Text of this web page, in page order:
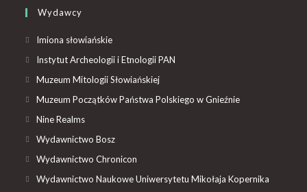
Wydawcy
Imiona słowiańskie
Instytut Archeologii i Etnologii PAN
Muzeum Mitologii Słowiańskiej
Muzeum Początków Państwa Polskiego w Gnieźnie
Nine Realms
Wydawnictwo Bosz
Wydawnictwo Chronicon
Wydawnictwo Naukowe Uniwersytetu Mikołaja Kopernika